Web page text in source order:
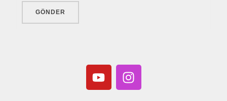
GÖNDER